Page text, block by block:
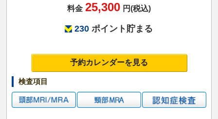
料金 25,300 円(税込)
230ポイント貯まる
予約カレンダーを見る
検査項目